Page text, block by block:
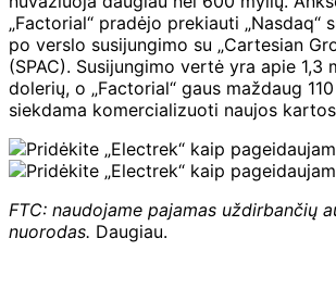
„Factorial“ pradėjo prekiauti „Nasdaq“
po verslo susijungimo su „Cartesian
(SPAC). Susijungimo vertė yra apie 1,3
dolerių, o „Factorial“ gaus maždaug
siekdama komercializuoti naujos
FTC: naudojame pajamas uždirbančių
nuorodas. Daugiau.